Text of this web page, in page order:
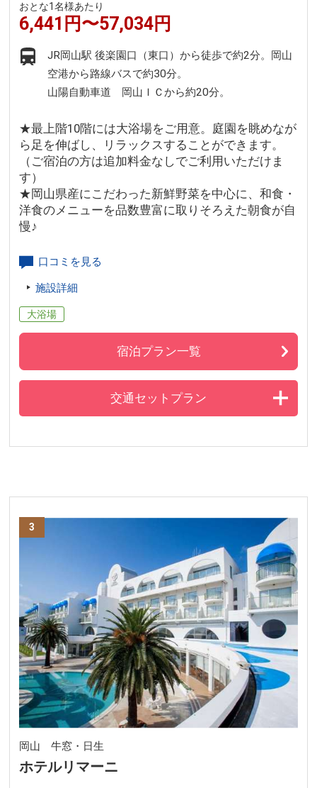
おとな1名様あたり
6,441円〜57,034円
JR岡山駅 後楽園口（東口）から徒歩で約2分。岡山
空港から路線バスで約30分。
山陽自動車道 岡山ＩＣから約20分。
★最上階10階には大浴場をご用意。庭園を眺めなが
ら足を伸ばし、リラックスすることができます。
（ご宿泊の方は追加料金なしでご利用いただけま
す）
★岡山県産にこだわった新鮮野菜を中心に、和食・
洋食のメニューを品数豊富に取りそろえた朝食が自
慢♪
口コミを見る
施設詳細
大浴場
宿泊プラン一覧
交通セットプラン
3
岡山 牛窓・日生
ホテルリマーニ